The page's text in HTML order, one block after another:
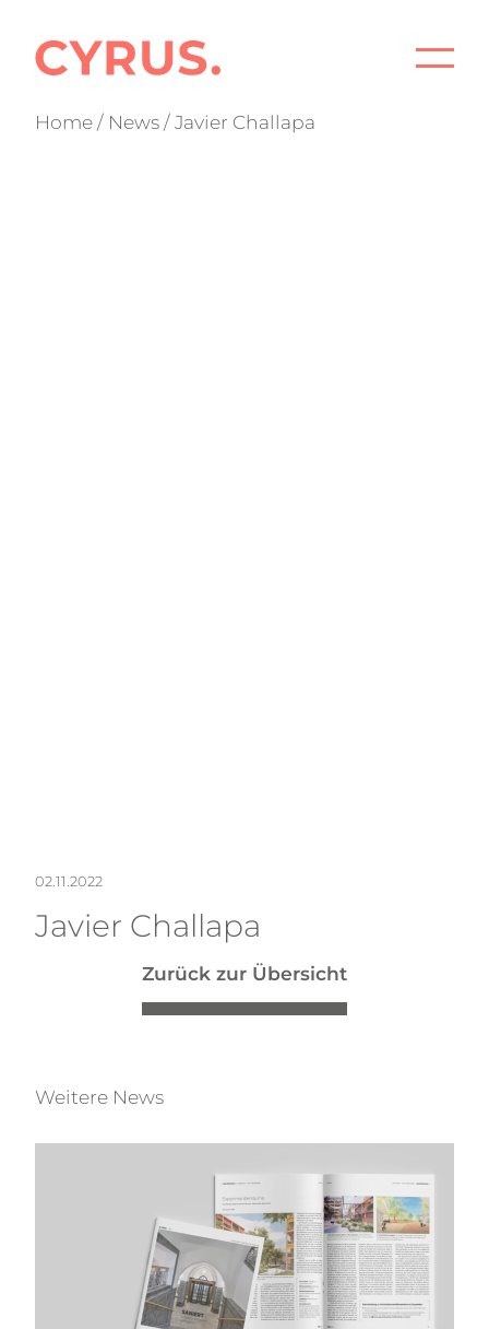
START
Home/ News/ Javier Challapa
02.11.2022
Javier Challapa
Zurück zur Übersicht
Weitere News